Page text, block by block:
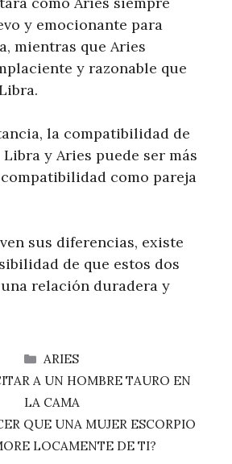
y emocionante para
mientras que Aries
y razonable que
la compatibilidad de
y Aries puede ser más
como pareja
sus diferencias, existe
de que estos dos
relación duradera y
CATEGORÍAS
ARIES
A UN HOMBRE TAURO EN
LA CAMA
QUE UNA MUJER ESCORPIO
LOCAMENTE DE TI?